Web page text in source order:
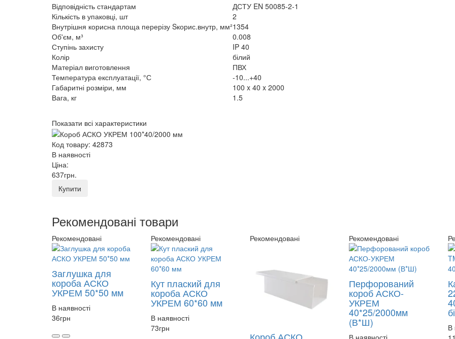
Відповідність стандартам
ДСТУ EN 50085-2-1
Кількість в упаковці, шт
2
Внутрішня корисна площа перерізу Sкорис.внутр, мм²1354
Об'єм, м³
0.008
Ступінь захисту
IP 40
Колір
білий
Матеріал виготовлення
ПВХ
Температура експлуатації, °С
-10...+40
Габаритні розміри, мм
100 x 40 x 2000
Вага, кг
1.5
Показати всі характеристики
Код товару: 42873
В наявності
Ціна:
637грн.
Купити
Рекомендовані товари
Рекомендовані
Заглушка для
короба АСКО
УКРЕМ 50*50 мм
В наявності
36грн
Рекомендовані
Кут плаский для
короба АСКО
УКРЕМ 60*60 мм
В наявності
73грн
Рекомендовані Рекомендовані
Перфорований
короб АСКО-
УКРЕМ
40*25/2000мм
(В*Ш)
В наявності
В